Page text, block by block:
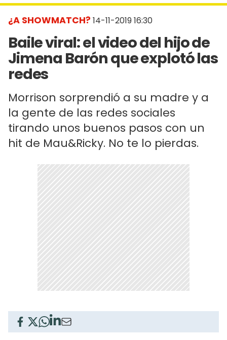
¿A SHOWMATCH? 14-11-2019 16:30
Baile viral: el video del hijo de
Jimena Barón que explotó las
redes
Morrison sorprendió a su madre y a
la gente de las redes sociales
tirando unos buenos pasos con un
hit de Mau&Ricky. No te lo pierdas.